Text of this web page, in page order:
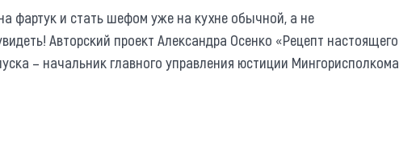
фартук и стать шефом уже на кухне обычной, а не
Авторский проект Александра Осенко «Рецепт настоящего
– начальник главного управления юстиции Мингорисполкома